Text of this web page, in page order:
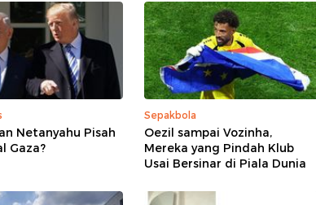
Netanyahu Pisah
Gaza?
Sepakbola
Oezil sampai Vozinha,
Mereka yang Pindah Klub
Usai Bersinar di Piala Dunia